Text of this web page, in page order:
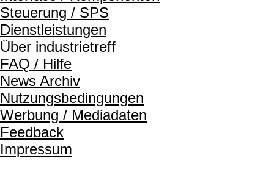
Steuerung / SPS
Dienstleistungen
Über industrietreff
FAQ / Hilfe
News Archiv
Nutzungsbedingungen
Werbung / Mediadaten
Feedback
Impressum